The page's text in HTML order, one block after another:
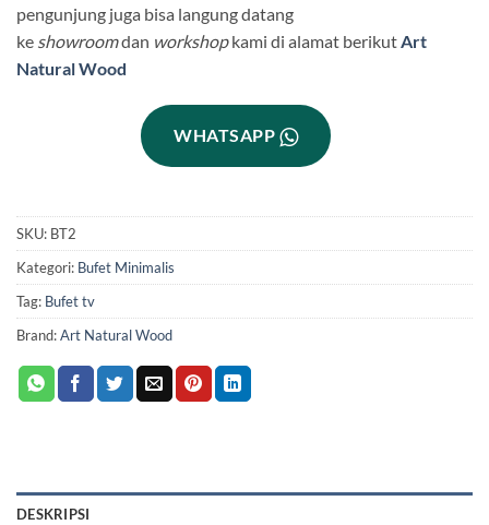
pengunjung juga bisa langung datang
ke showroomdan workshopkami di alamat berikut Art
Natural Wood
WHATSAPP
SKU: BT2
Kategori: Bufet Minimalis
Tag: Bufet tv
Brand:Art Natural Wood
DESKRIPSI